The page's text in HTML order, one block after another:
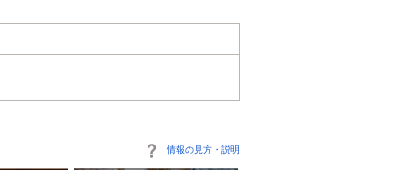
情報の見方・説明